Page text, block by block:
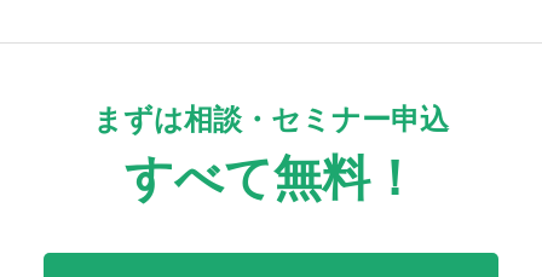
まずは相談・セミナー申込
すべて無料！